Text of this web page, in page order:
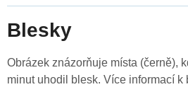
Blesky
Obrázek znázorňuje místa (černě),
minut uhodil blesk. Více informací k